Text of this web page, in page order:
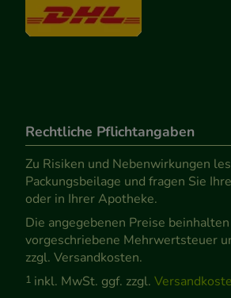
Rechtliche Pflichtangaben
Zu Risiken und Nebenwirkungen
Packungsbeilage und fragen Sie
oder in Ihrer Apotheke.
Die angegebenen Preise
vorgeschriebene Mehrwertsteuer
zzgl. Versandkosten.
1 inkl. MwSt. ggf. zzgl.